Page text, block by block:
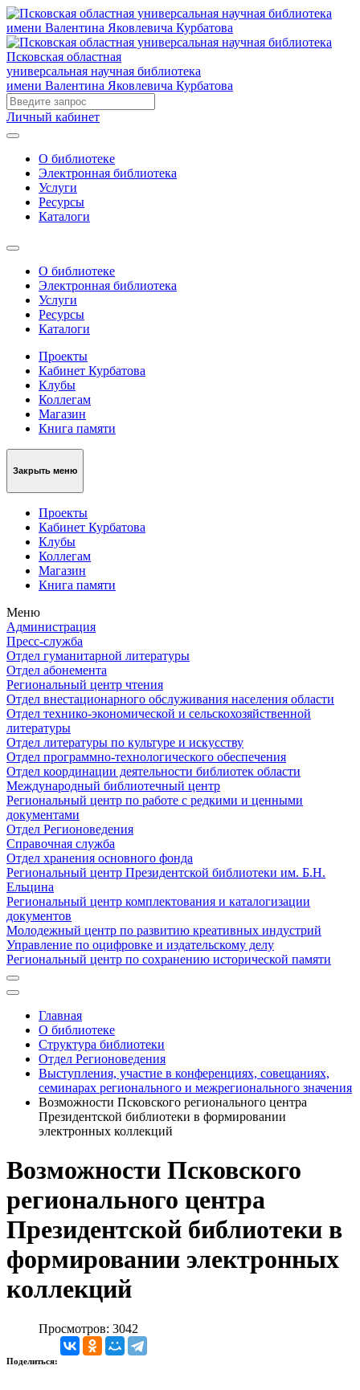
Псковская областная
универсальная научная библиотека
имени Валентина Яковлевича Курбатова
Личный кабинет
О библиотеке
Электронная библиотека
Услуги
Ресурсы
Каталоги
О библиотеке
Электронная библиотека
Услуги
Ресурсы
Каталоги
Проекты
Кабинет Курбатова
Клубы
Коллегам
Магазин
Книга памяти
Закрыть меню
Проекты
Кабинет Курбатова
Клубы
Коллегам
Магазин
Книга памяти
Меню
Администрация
Пресс-служба
Отдел гуманитарной литературы
Отдел абонемента
Региональный центр чтения
Отдел внестационарного обслуживания населения области
Отдел технико-экономической и сельскохозяйственной
литературы
Отдел литературы по культуре и искусству
Отдел программно-технологического обеспечения
Отдел координации деятельности библиотек области
Международный библиотечный центр
Региональный центр по работе с редкими и ценными
документами
Отдел Регионоведения
Справочная служба
Отдел хранения основного фонда
Региональный центр Президентской библиотеки им. Б.Н.
Ельцина
Региональный центр комплектования и каталогизации
документов
Молодежный центр по развитию креативных индустрий
Управление по оцифровке и издательскому делу
Региональный центр по сохранению исторической памяти
Главная
О библиотеке
Структура библиотеки
Отдел Регионоведения
Выступления, участие в конференциях, совещаниях,
семинарах регионального и межрегионального значения
Возможности Псковского регионального центра
Президентской библиотеки в формировании
электронных коллекций
Возможности Псковского
регионального центра
Президентской библиотеки в
формировании электронных
коллекций
Просмотров: 3042
Поделиться: